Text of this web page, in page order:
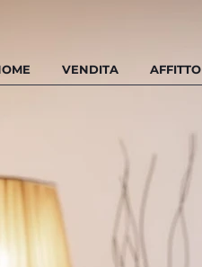
VENDITA AFFITTO